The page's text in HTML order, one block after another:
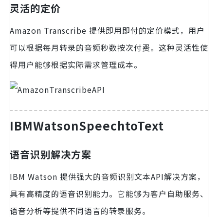
灵活的定价
Amazon Transcribe 提供即用即付的定价模式，用户
可以根据每月转录的音频秒数按次付费。这种灵活性使
得用户能够根据实际需求管理成本。
IBMWatsonSpeechtoText
语音识别解决方案
IBM Watson 提供强大的音频识别文本API解决方案，
具有高精度的语音识别能力。它能够为客户自助服务、
语音分析等提供不同语言的转录服务。